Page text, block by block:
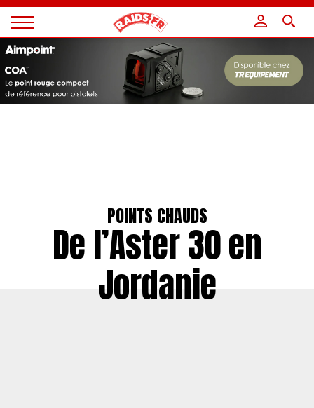
Magazine
Raids
POINTS CHAUDS
De l’Aster 30 en
Jordanie
Panneau de gestion des cookies